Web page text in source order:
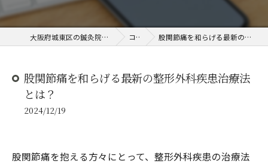
大阪府城東区の鍼灸院ならConnect将鍼灸院 コラム 股関節痛を和らげる最新の整形外科疾患治療法とは？
股関節痛を和らげる最新の整形外科疾患治療法
とは？
2024/12/19
股関節痛を抱える方々にとって、整形外科疾患の治療法